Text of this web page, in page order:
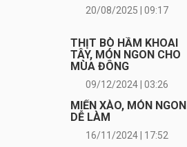
20/08/2025 | 09:17
THỊT BÒ HẦM KHOAI
TÂY, MÓN NGON CHO
MÙA ĐÔNG
09/12/2024 | 03:26
MIẾN XÀO, MÓN NGON
DỄ LÀM
16/11/2024 | 17:52